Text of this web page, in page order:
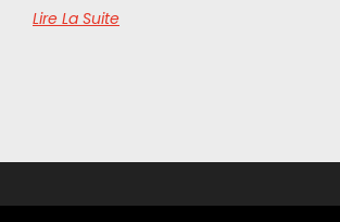
Lire La Suite